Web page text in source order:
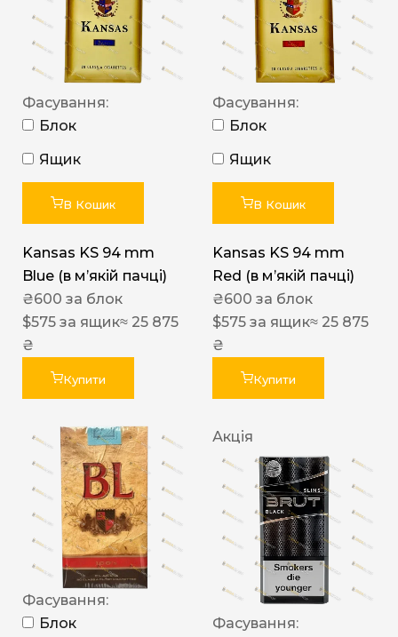
Фасування:
Блок
Ящик
В Кошик
Kansas KS 94 mm
Blue (в мʼякій пачці)
₴600 за блок
$575 за ящик≈ 25 875
₴
Купити
Фасування:
Блок
Ящик
В Кошик
Kansas KS 94 mm
Red (в мʼякій пачці)
₴600 за блок
$575 за ящик≈ 25 875
₴
Купити
Фасування:
Блок
Акція
Фасування: